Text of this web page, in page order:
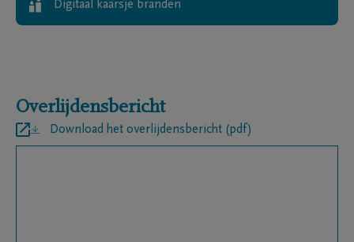
Digitaal kaarsje branden
Overlijdensbericht
Download het overlijdensbericht (pdf)